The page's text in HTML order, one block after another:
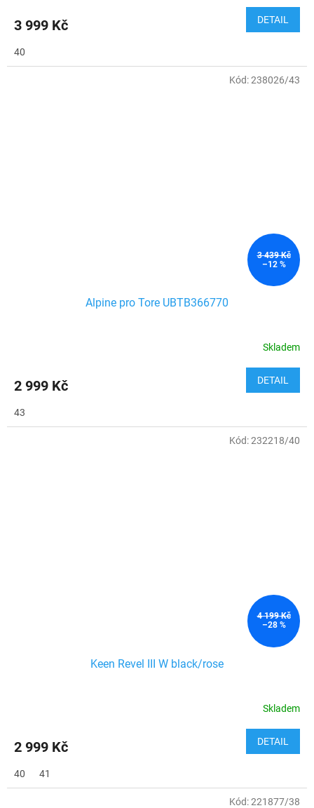
3 999 Kč DETAIL
40
3 439 Kč
–12 %
Alpine pro Tore UBTB366770
Skladem
2 999 Kč DETAIL
43
Kód:238026/43
4 199 Kč
–28 %
Keen Revel III W black/rose
Skladem
2 999 Kč DETAIL
40 41
Kód:232218/40
Kód:221877/38